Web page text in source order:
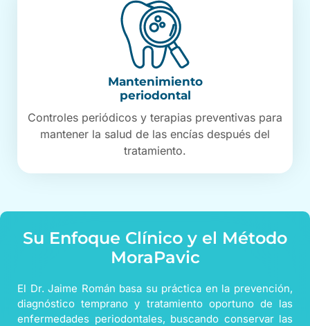
Mantenimiento
periodontal
Controles periódicos y terapias preventivas para
mantener la salud de las encías después del
tratamiento.
Su Enfoque Clínico y el Método
MoraPavic
El Dr. Jaime Román basa su práctica en la prevención,
diagnóstico temprano y tratamiento oportuno de las
enfermedades periodontales, buscando conservar las